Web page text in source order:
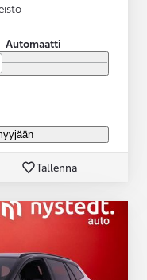
Automaatti
Tallenna